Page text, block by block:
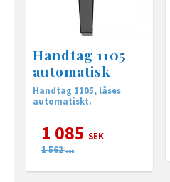
Handtag 1105
automatisk
Handtag 1105, låses
automatiskt.
1 085 SEK
1 562 SEK